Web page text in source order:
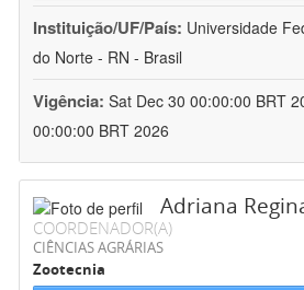
Instituição/UF/País: Universidade
do Norte - RN - Brasil
Vigência: Sat Dec 30 00:00:00 BRT
00:00:00 BRT 2026
Adriana
COORDENADOR(A)
CIÊNCIAS AGRÁRIAS
Zootecnia